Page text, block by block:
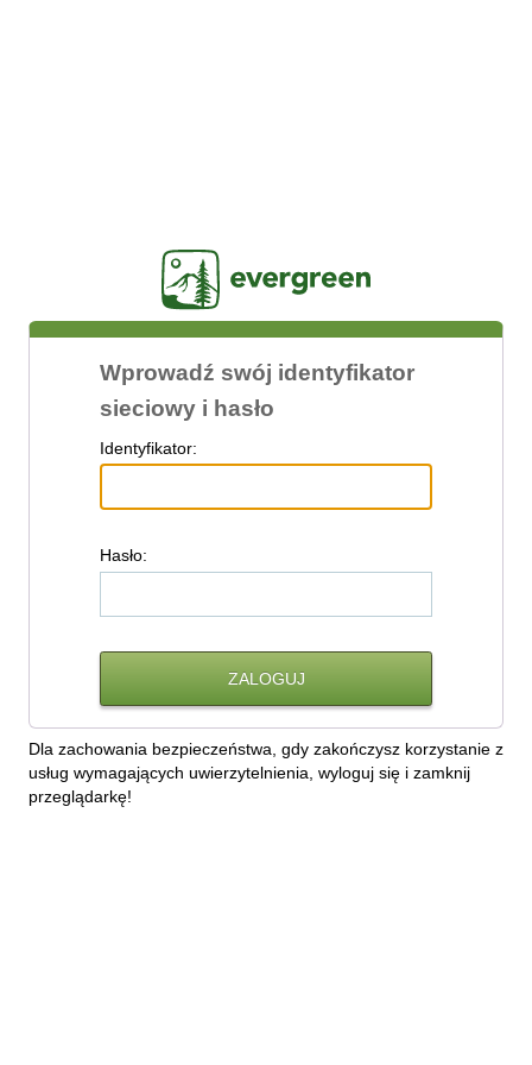
Wprowadź swój identyfikator
sieciowy i hasło
Identyfikator:
Hasło:
Dla zachowania bezpieczeństwa, gdy zakończysz korzystanie z
usług wymagających uwierzytelnienia, wyloguj się i zamknij
przeglądarkę!